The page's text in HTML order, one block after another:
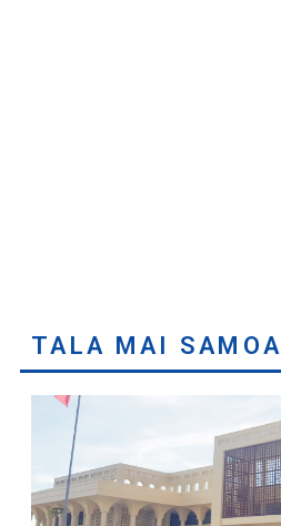
TALA MAI SAMOA